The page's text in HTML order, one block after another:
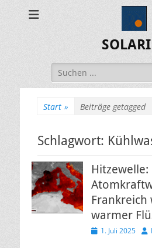
Suchen
nach:
Start » Beiträge getagged
Schlagwort:
Hitzewelle:
Frankreich
warmer
Veröffentlicht
1. Juli 2025